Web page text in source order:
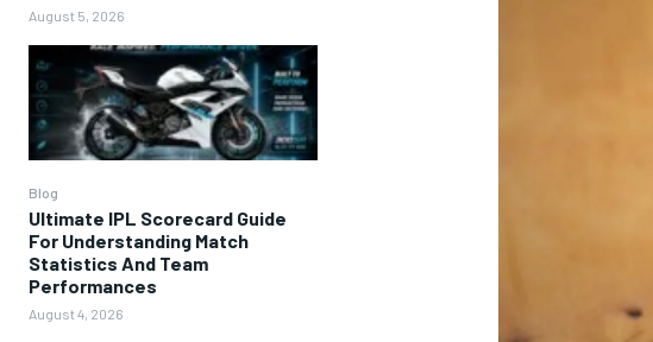
August 5, 2026
Blog
Ultimate IPL Scorecard Guide
For Understanding Match
Statistics And Team
Performances
August 4, 2026